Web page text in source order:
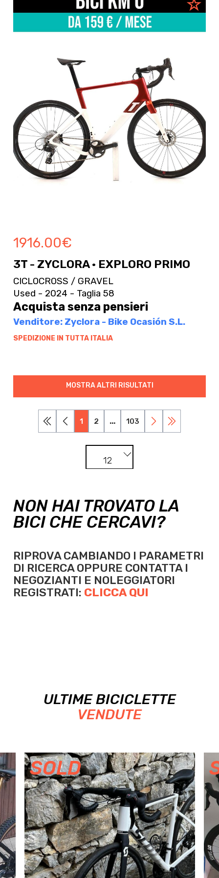
1916.00€
3T - ZYCLORA · EXPLORO PRIMO
CICLOCROSS / GRAVEL
Used - 2024 - Taglia 58
Acquista senza pensieri
Venditore: Zyclora - Bike Ocasión S.L.
SPEDIZIONE IN TUTTA ITALIA
MOSTRA ALTRI RISULTATI
1 2 ... 103
12
NON HAI TROVATO LA
BICI CHE CERCAVI?
RIPROVA CAMBIANDO I PARAMETRI
DI RICERCA OPPURE CONTATTA I
NEGOZIANTI E NOLEGGIATORI
REGISTRATI: CLICCA QUI
ULTIME BICICLETTE
VENDUTE
SOLD